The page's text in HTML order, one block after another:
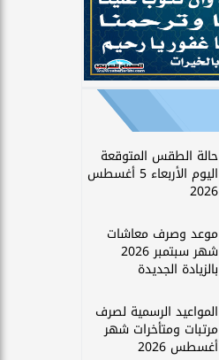
حالة الطقس المتوقعة
اليوم الأربعاء 5 أغسطس
2026
موعد وصرف معاشات
شهر سبتمبر 2026
بالزيادة الجديدة
المواعيد الرسمية لصرف
مرتبات ومتأخرات شهر
أغسطس 2026